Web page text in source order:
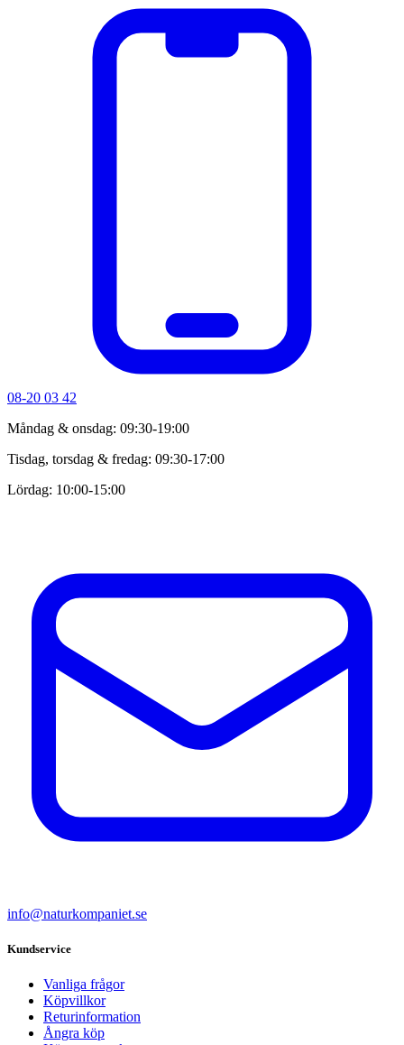
08-20 03 42
Måndag & onsdag: 09:30-19:00
Tisdag, torsdag & fredag: 09:30-17:00
Lördag: 10:00-15:00
info@naturkompaniet.se
Kundservice
Vanliga frågor
Köpvillkor
Returinformation
Ångra köp